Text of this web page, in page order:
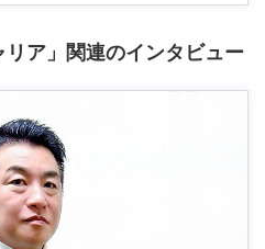
リア」関連のインタビュー